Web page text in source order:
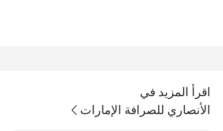
اقرأ المزيد في
الأنصاري للصرافة الإمارات